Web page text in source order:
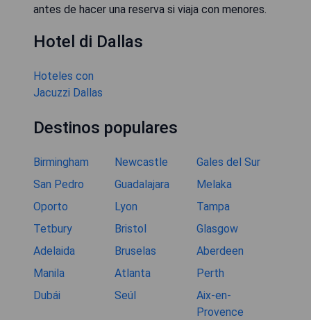
antes de hacer una reserva si viaja con menores.
Hotel di Dallas
Hoteles con
Jacuzzi Dallas
Destinos populares
Birmingham Newcastle
Gales del Sur
San Pedro
Guadalajara
Melaka
Oporto
Lyon
Tampa
Tetbury
Bristol
Glasgow
Adelaida
Bruselas
Aberdeen
Manila
Atlanta
Perth
Dubái
Seúl
Aix-en-
Provence